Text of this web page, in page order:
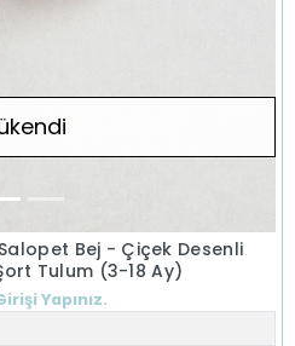
Salopet Bej - Çiçek Desenli
Tulum (3-18 Ay)
Yapınız.